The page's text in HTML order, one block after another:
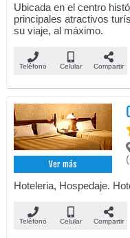
Ubicada en el centro
principales atractivos
su viaje, al máximo.
Teléfono Celular Compartir
Ver más
Hoteleria, Hospedaje.
Teléfono Celular Compartir